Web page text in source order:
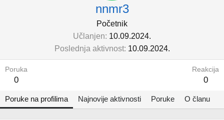
nnmr3
Početnik
Učlanjen 10.09.2024.
Poslednja aktivnost 10.09.2024.
Poruka
0
Reakcija
0
Poruke na profilima Najnovije aktivnosti Poruke O članu